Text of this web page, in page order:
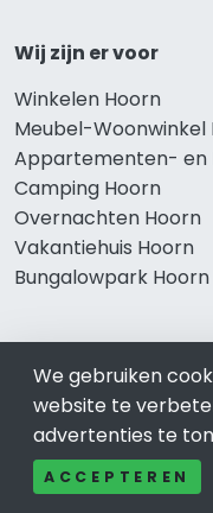
Wij zijn er voor
Winkelen Hoorn
Meubel-Woonwinkel
Appartementen- en
Camping Hoorn
Overnachten Hoorn
Vakantiehuis Hoorn
Bungalowpark Hoorn
Thema’s
Klussenbedrijf Hoorn
Notarissen Hoorn
Taxateurs Hoorn
We gebruiken
website te
advertenties te
ACCEPTEREN